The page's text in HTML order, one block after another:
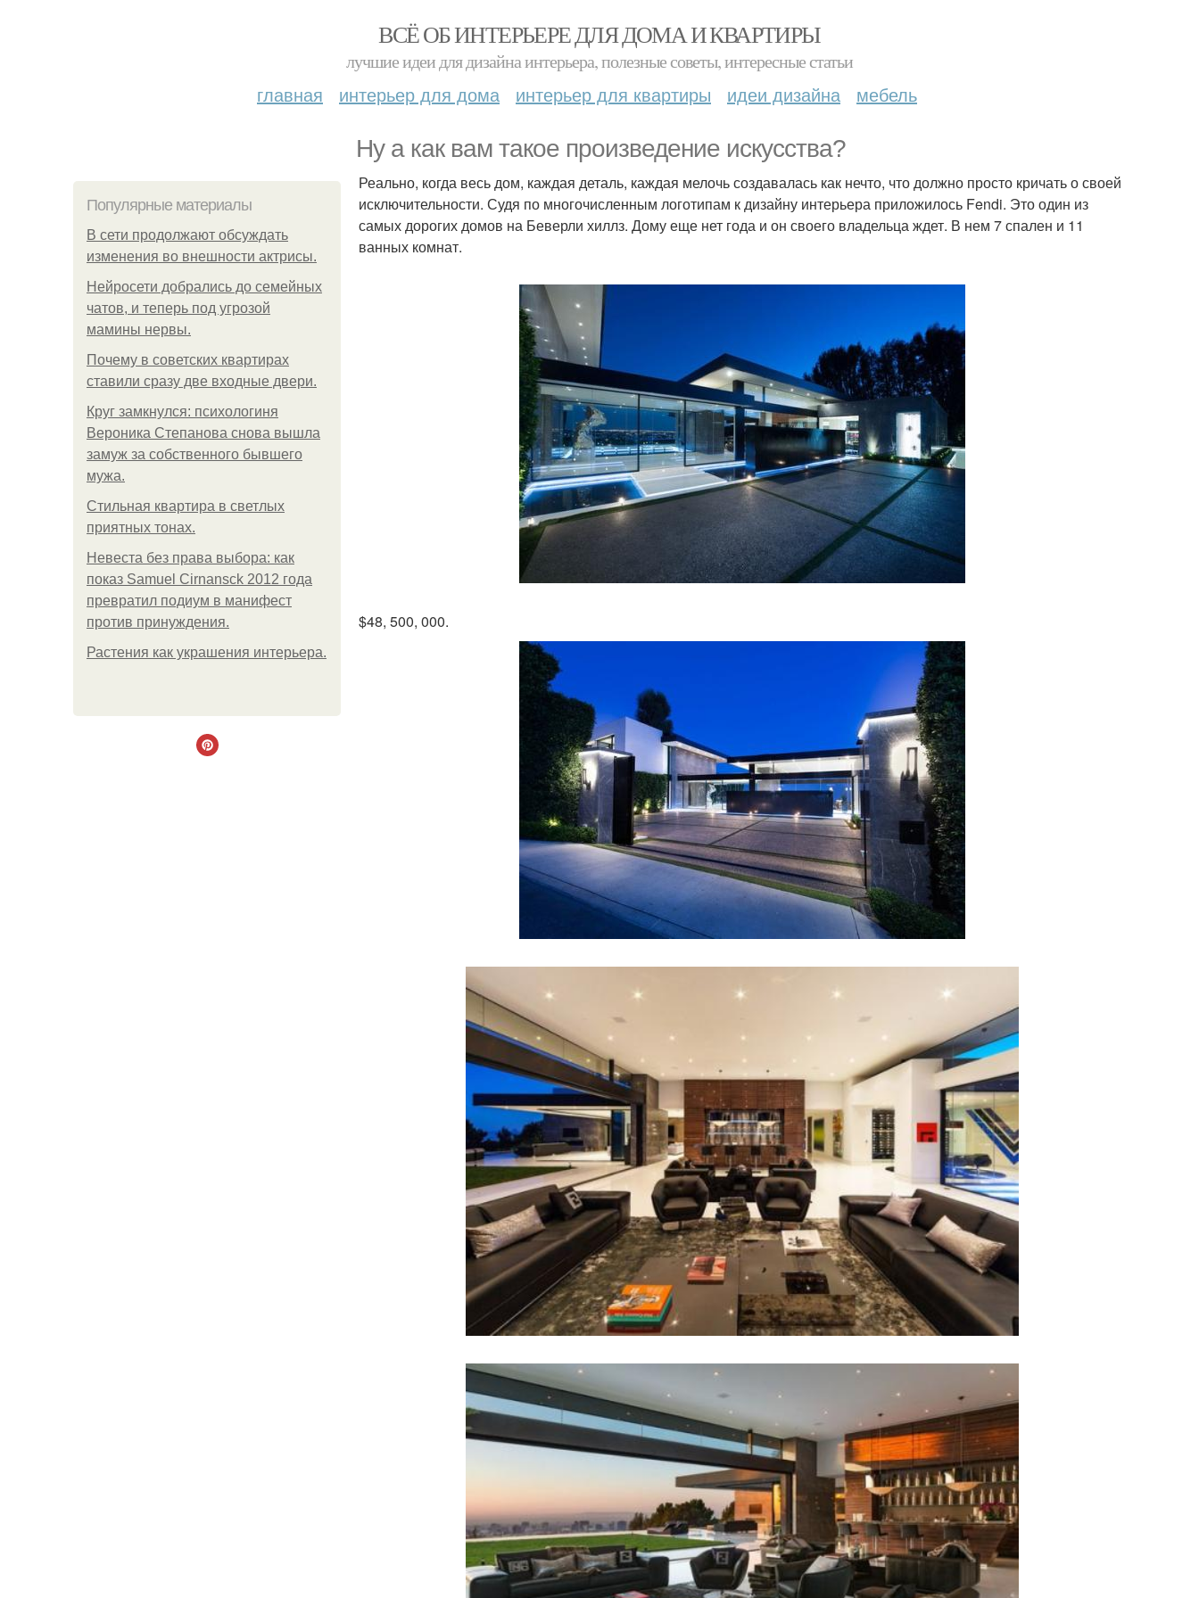
ВСЁ ОБ ИНТЕРЬЕРЕ ДЛЯ ДОМА И КВАРТИРЫ
лучшие идеи для дизайна интерьера, полезные советы, интересные статьи
главная интерьер для дома интерьер для квартиры идеи дизайна мебель
Ну а как вам такое произведение искусства?
Популярные материалы
В сети продолжают обсуждать
изменения во внешности актрисы.
Нейросети добрались до семейных
чатов, и теперь под угрозой
мамины нервы.
Почему в советских квартирах
ставили сразу две входные двери.
Круг замкнулся: психологиня
Вероника Степанова снова вышла
замуж за собственного бывшего
мужа.
Стильная квартира в светлых
приятных тонах.
Невеста без права выбора: как
показ Samuel Cirnansck 2012 года
превратил подиум в манифест
против принуждения.
Растения как украшения интерьера.
Реально, когда весь дом, каждая деталь, каждая мелочь создавалась как нечто, что должно просто кричать о своей
исключительности. Судя по многочисленным логотипам к дизайну интерьера приложилось Fendi. Это один из
самых дорогих домов на Беверли хиллз. Дому еще нет года и он своего владельца ждет. В нем 7 спален и 11
ванных комнат.
$48, 500, 000.